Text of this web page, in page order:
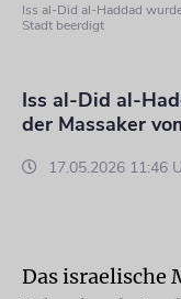
Iss al-Did al-Haddad
Stadt beerdigt
Iss al-Did al-
der Massaker
17.05.2026 11:46
Das israelische